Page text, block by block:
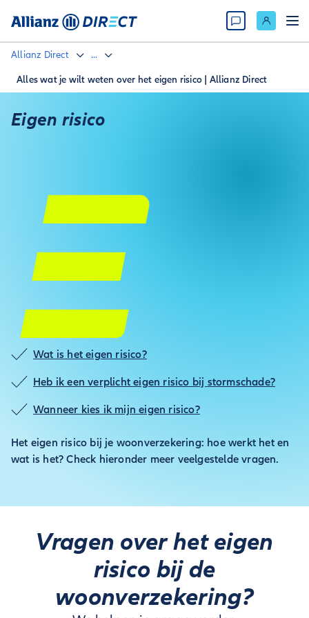
Allianz Direct ...
Alles wat je wilt weten over het eigen risico | Allianz Direct
Eigen risico
Wat is het eigen risico?
Heb ik een verplicht eigen risico bij stormschade?
Wanneer kies ik mijn eigen risico?
Het eigen risico bij je woonverzekering: hoe werkt het en
wat is het? Check hieronder meer veelgestelde vragen.
Vragen over het eigen
risico bij de
woonverzekering?